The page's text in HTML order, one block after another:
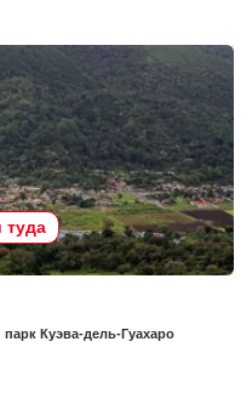
туда
Куэва-дель-Гуахаро